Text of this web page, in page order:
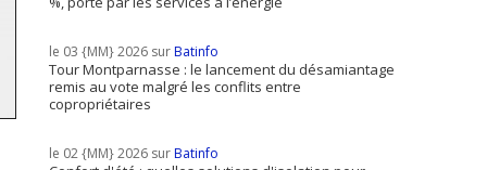
Le print sous toutes ses formes a-t-
il encore sa place dans un monde
à notre
?
le 03 {MM} 2026 surBatinfo
Tour Montparnasse : le lancement du désamiantage
remis au vote malgré les conflits entre
copropriétaires
le 02 {MM} 2026 surBatinfo